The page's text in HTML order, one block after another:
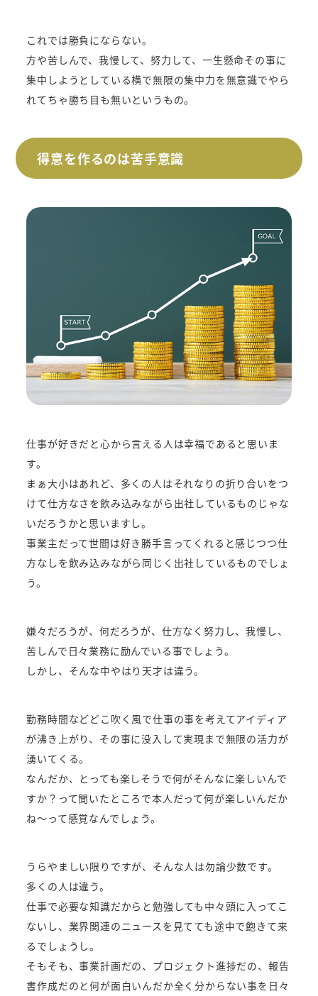
これでは勝負にならない。
方や苦しんで、我慢して、努力して、一生懸命その事に
集中しようとしている横で無限の集中力を無意識でやら
れてちゃ勝ち目も無いというもの。
得意を作るのは苦手意識
仕事が好きだと心から言える人は幸福であると思いま
す。
まぁ大小はあれど、多くの人はそれなりの折り合いをつ
けて仕方なさを飲み込みながら出社しているものじゃな
いだろうかと思いますし。
事業主だって世間は好き勝手言ってくれると感じつつ仕
方なしを飲み込みながら同じく出社しているものでしょ
う。
嫌々だろうが、何だろうが、仕方なく努力し、我慢し、
苦しんで日々業務に励んでいる事でしょう。
しかし、そんな中やはり天才は違う。
勤務時間などどこ吹く風で仕事の事を考えてアイディア
が沸き上がり、その事に没入して実現まで無限の活力が
湧いてくる。
なんだか、とっても楽しそうで何がそんなに楽しいんで
すか？って聞いたところで本人だって何が楽しいんだか
ね～って感覚なんでしょう。
うらやましい限りですが、そんな人は勿論少数です。
多くの人は違う。
仕事で必要な知識だからと勉強しても中々頭に入ってこ
ないし、業界関連のニュースを見てても途中で飽きて来
るでしょうし。
そもそも、事業計画だの、プロジェクト進捗だの、報告
書作成だのと何が面白いんだか全く分からない事を日々